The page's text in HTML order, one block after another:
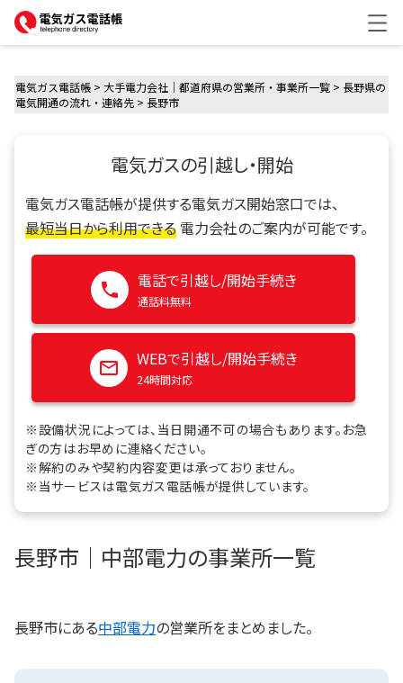
電気ガス電話帳 > 大手電力会社｜都道府県の営業所・事業所一覧 > 長野県の
電気開通の流れ・連絡先 > 長野市
電気ガスの引越し・開始
電気ガス電話帳が提供する電気ガス開始窓口では、
最短当日から利用できる 電力会社のご案内が可能です。
電話で引越し/開始手続き
通話料無料
WEBで引越し/開始手続き
24時間対応
※設備状況によっては、当日開通不可の場合もあります。お急
ぎの方はお早めに連絡ください。
※解約のみや契約内容変更は承っておりません。
※当サービスは電気ガス電話帳が提供しています。
長野市｜中部電力の事業所一覧
長野市にある中部電力の営業所をまとめました。